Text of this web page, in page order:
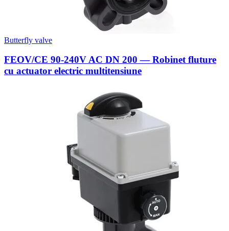
Butterfly valve
FEOV/CE 90-240V AC DN 200 — Robinet fluture
cu actuator electric multitensiune